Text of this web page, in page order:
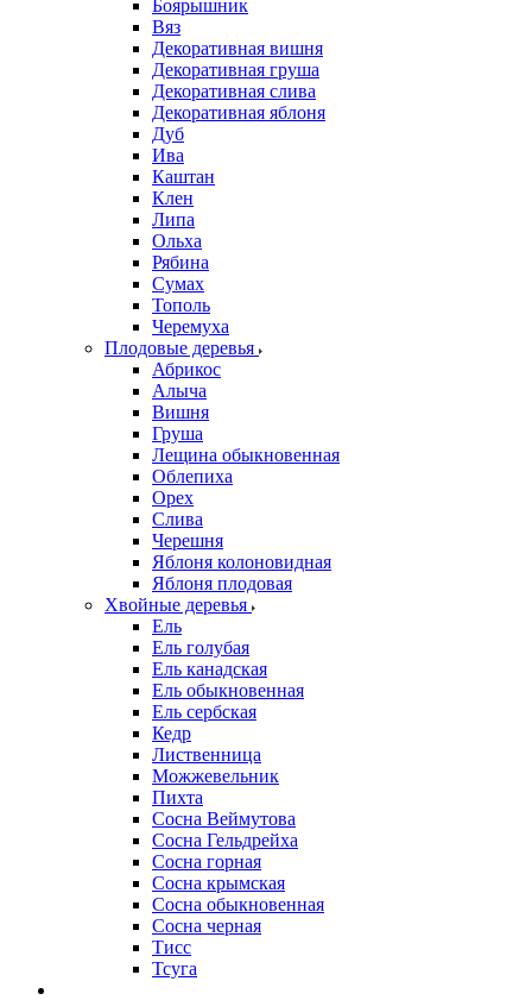
Боярышник
Вяз
Декоративная вишня
Декоративная груша
Декоративная слива
Декоративная яблоня
Дуб
Ива
Каштан
Клен
Липа
Ольха
Рябина
Сумах
Тополь
Черемуха
Плодовые деревья
Абрикос
Алыча
Вишня
Груша
Лещина обыкновенная
Облепиха
Орех
Слива
Черешня
Яблоня колоновидная
Яблоня плодовая
Хвойные деревья
Ель
Ель голубая
Ель канадская
Ель обыкновенная
Ель сербская
Кедр
Лиственница
Можжевельник
Пихта
Сосна Веймутова
Сосна Гельдрейха
Сосна горная
Сосна крымская
Сосна обыкновенная
Сосна черная
Тисс
Тсуга